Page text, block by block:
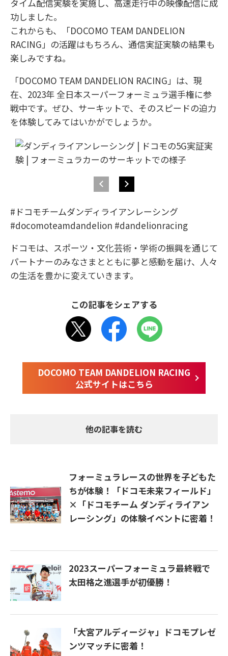
タイム配信実験を実施し、高速走行中の映像配信に成
功しました。
これからも、「DOCOMO TEAM DANDELION
RACING」の活躍はもちろん、通信実証実験の結果も
楽しみですね。
「DOCOMO TEAM DANDELION RACING」は、現
在、2023年 全日本スーパーフォーミュラ選手権に参
戦中です。ぜひ、サーキットで、そのスピードの迫力
を体験してみてはいかがでしょうか。
#ドコモチームダンディライアンレーシング
#docomoteamdandelion #dandelionracing
ドコモは、スポーツ・文化芸術・学術の振興を通じて
パートナーのみなさまとともに夢と感動を届け、人々
の生活を豊かに変えていきます。
この記事をシェアする
DOCOMO TEAM DANDELION RACING
公式サイトはこちら
他の記事を読む
フォーミュラレースの世界を子どもた
ちが体験！「ドコモ未来フィールド」
×「ドコモチーム ダンディライアン
レーシング」の体験イベントに密着！
2023スーパーフォーミュラ最終戦で
太田格之進選手が初優勝！
「大宮アルディージャ」ドコモプレゼ
ンツマッチに密着！